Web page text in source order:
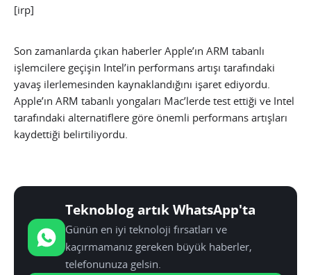
[irp]
Son zamanlarda çıkan haberler Apple’ın ARM tabanlı
işlemcilere geçişin Intel’in performans artışı tarafındaki
yavaş ilerlemesinden kaynaklandığını işaret ediyordu.
Apple’ın ARM tabanlı yongaları Mac’lerde test ettiği ve Intel
tarafındaki alternatiflere göre önemli performans artışları
kaydettiği belirtiliyordu.
Teknoblog artık WhatsApp'ta
Günün en iyi teknoloji fırsatları ve
kaçırmamanız gereken büyük haberler,
telefonunuza gelsin.